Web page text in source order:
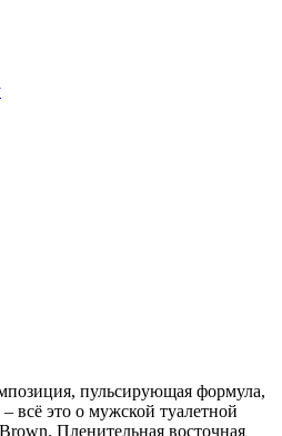
пульсирующая формула,
всё это о мужской туалетной
Пленительная восточная